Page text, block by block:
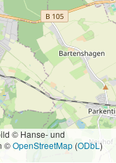
© Hanse- und
©OpenStreetMap (ODbL)